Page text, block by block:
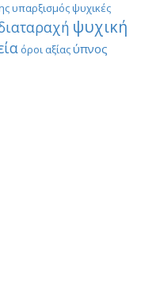
υπαρξισμόςψυχικές
ψυχική
όροι αξίαςύπνος